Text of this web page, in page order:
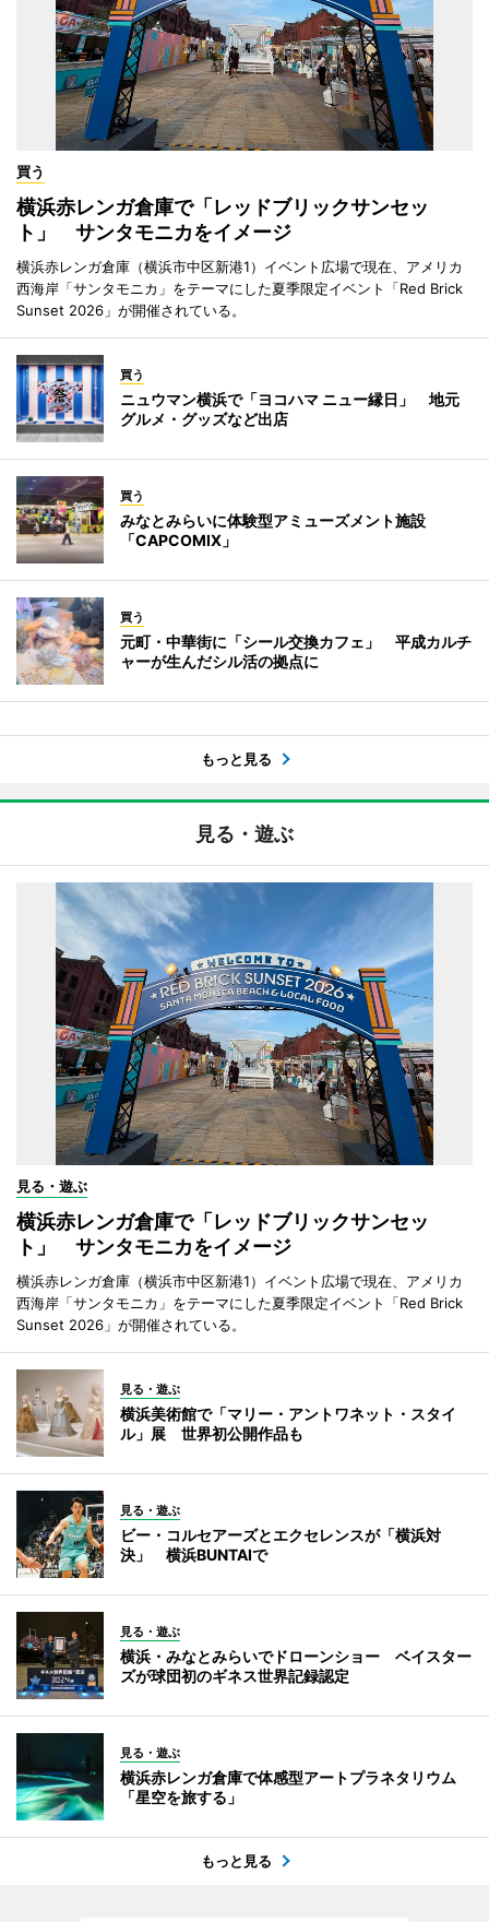
買う
横浜赤レンガ倉庫で「レッドブリックサンセッ
ト」 サンタモニカをイメージ
横浜赤レンガ倉庫（横浜市中区新港1）イベント広場で現在、アメリカ
西海岸「サンタモニカ」をテーマにした夏季限定イベント「Red Brick
Sunset 2026」が開催されている。
買う
ニュウマン横浜で「ヨコハマ ニュー縁日」 地元
グルメ・グッズなど出店
買う
みなとみらいに体験型アミューズメント施設
「CAPCOMIX」
買う
元町・中華街に「シール交換カフェ」 平成カルチ
ャーが生んだシル活の拠点に
もっと見る
見る・遊ぶ
見る・遊ぶ
横浜赤レンガ倉庫で「レッドブリックサンセッ
ト」 サンタモニカをイメージ
横浜赤レンガ倉庫（横浜市中区新港1）イベント広場で現在、アメリカ
西海岸「サンタモニカ」をテーマにした夏季限定イベント「Red Brick
Sunset 2026」が開催されている。
見る・遊ぶ
横浜美術館で「マリー・アントワネット・スタイ
ル」展 世界初公開作品も
見る・遊ぶ
ビー・コルセアーズとエクセレンスが「横浜対
決」 横浜BUNTAIで
見る・遊ぶ
横浜・みなとみらいでドローンショー ベイスター
ズが球団初のギネス世界記録認定
見る・遊ぶ
横浜赤レンガ倉庫で体感型アートプラネタリウム
「星空を旅する」
もっと見る